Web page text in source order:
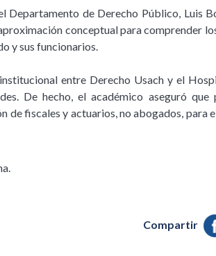
de Derecho Público, Luis
conceptual para comprender
y sus funcionarios.
entre Derecho Usach y el
De hecho, el académico aseguró que
de fiscales y actuarios, no abogados, para
Compartir